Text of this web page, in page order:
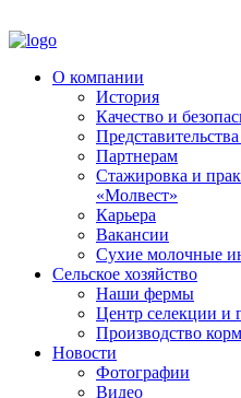
О компании
История
Качество и
Партнерам
Стажировка и
«Молвест»
Карьера
Вакансии
Сухие молочные
Сельское хозяйство
Наши фермы
Центр селекции и
Производство
Новости
Фотографии
Видео